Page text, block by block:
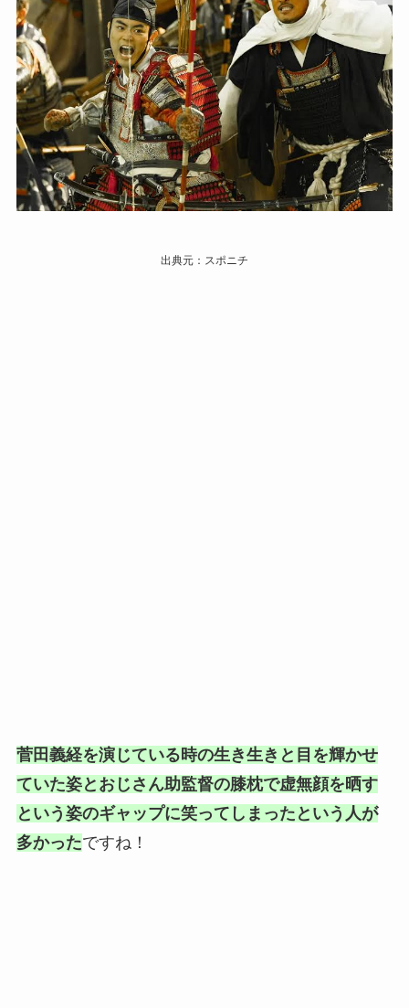
出典元：スポニチ
菅田義経を演じている時の生き生きと目を輝かせ
ていた姿とおじさん助監督の膝枕で虚無顔を晒す
という姿のギャップに笑ってしまったという人が
多かったですね！